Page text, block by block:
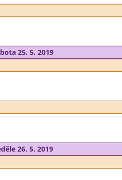
25. 5. 2019
26. 5. 2019